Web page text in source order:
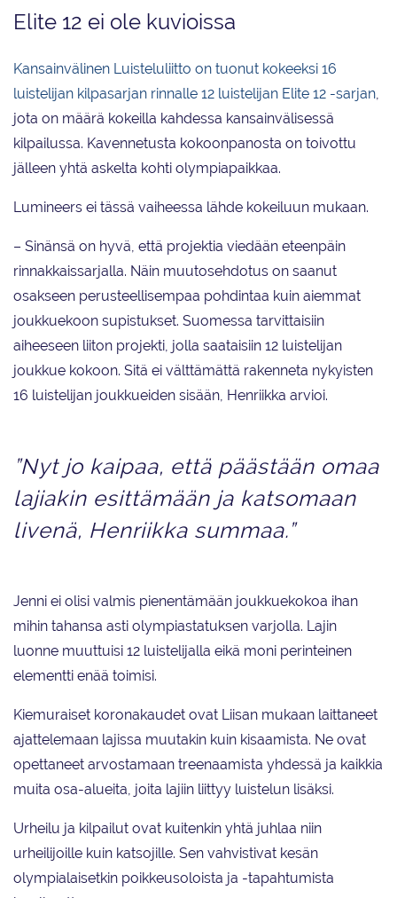
Elite 12 ei ole kuvioissa
Kansainvälinen Luisteluliitto on tuonut kokeeksi 16
luistelijan kilpasarjan rinnalle 12 luistelijan Elite 12 -sarjan
jota on määrä kokeilla kahdessa kansainvälisessä
kilpailussa. Kavennetusta kokoonpanosta on toivottu
jälleen yhtä askelta kohti olympiapaikkaa.
Lumineers ei tässä vaiheessa lähde kokeiluun mukaan.
– Sinänsä on hyvä, että projektia viedään eteenpäin
rinnakkaissarjalla. Näin muutosehdotus on saanut
osakseen perusteellisempaa pohdintaa kuin aiemmat
joukkuekoon supistukset. Suomessa tarvittaisiin
aiheeseen liiton projekti, jolla saataisiin 12 luistelijan
joukkue kokoon. Sitä ei välttämättä rakenneta nykyisten
16 luistelijan joukkueiden sisään, Henriikka arvioi.
”Nyt jo kaipaa, että päästään omaa
lajiakin esittämään ja katsomaan
livenä, Henriikka summaa.”
Jenni ei olisi valmis pienentämään joukkuekokoa ihan
mihin tahansa asti olympiastatuksen varjolla. Lajin
luonne muuttuisi 12 luistelijalla eikä moni perinteinen
elementti enää toimisi.
Kiemuraiset koronakaudet ovat Liisan mukaan laittaneet
ajattelemaan lajissa muutakin kuin kisaamista. Ne ovat
opettaneet arvostamaan treenaamista yhdessä ja kaikkia
muita osa-alueita, joita lajiin liittyy luistelun lisäksi.
Urheilu ja kilpailut ovat kuitenkin yhtä juhlaa niin
urheilijoille kuin katsojille. Sen vahvistivat kesän
olympialaisetkin poikkeusoloista ja -tapahtumista